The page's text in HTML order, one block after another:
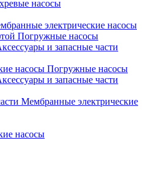
насосы
электрические насосы
Погружные насосы
и запасные части
насосы Погружные насосы
и запасные части
Мембранные электрические
насосы